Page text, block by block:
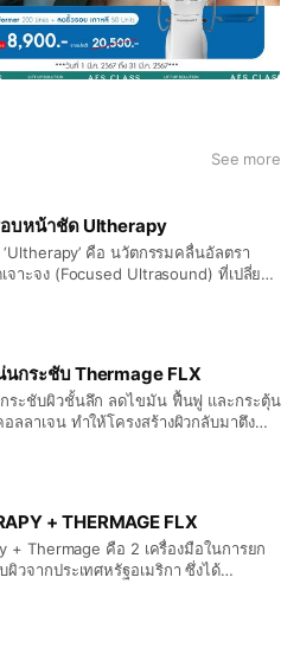
See more
อบหน้าชัด Ultherapy
คือ นวัตกรรมคลื่นอัลตรา
จาะจง (Focused Ultrasound) ที่เปลี่ยน
กระชับ Thermage FLX
ระชับผิวชั้นลึก ลดไขมัน ฟื้นฟู และกระตุ้น
อลลาเจน ทำให้โครงสร้างผิวกลับมาตึง
+ THERMAGE FLX
ยก
ผิวจากประเทศหรัฐอเมริกา ซึ่งได้